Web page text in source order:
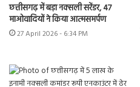
छत्तीसगढ़ में बड़ा नक्सली सरेंडर, 47
माओवादियों ने किया आत्मसमर्पण
27 April 2026 - 6:34 PM